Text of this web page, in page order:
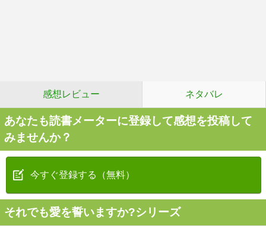
感想レビュー ネタバレ
あなたも読書メーターに登録して感想を投稿して
みませんか？
今すぐ登録する（無料）
それでも愛を誓いますか?シリーズ